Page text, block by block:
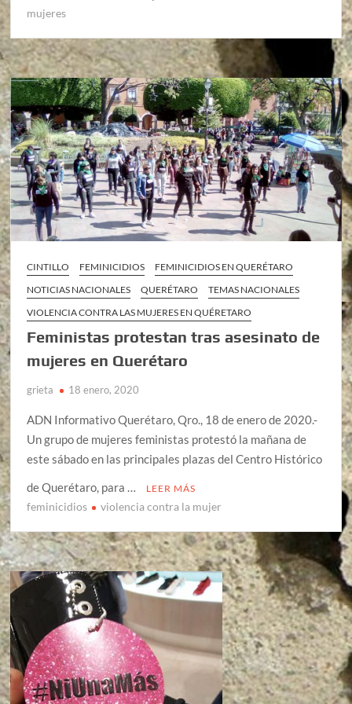
mujeres
CINTILLO FEMINICIDIOS
FEMINICIDIOS EN QUERÉTARO
NOTICIAS NACIONALES
QUERÉTARO
TEMAS NACIONALES
VIOLENCIA CONTRA LAS MUJERES EN QUÉRETARO
Feministas protestan tras asesinato de
mujeres en Querétaro
grieta 18 enero, 2020
ADN Informativo Querétaro, Qro., 18 de enero de 2020.-
Un grupo de mujeres feministas protestó la mañana de
este sábado en las principales plazas del Centro Histórico
de Querétaro, para …
LEER MÁS
feminicidios violencia contra la mujer